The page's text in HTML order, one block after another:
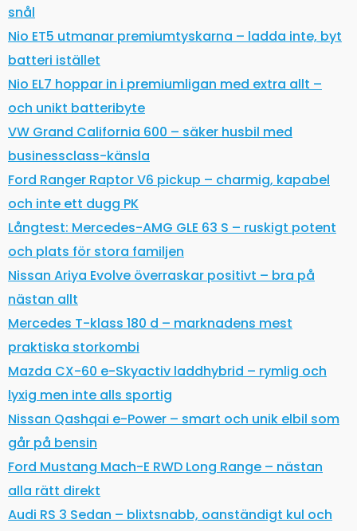
snål
Nio ET5 utmanar premiumtyskarna – ladda inte, byt
batteri istället
Nio EL7 hoppar in i premiumligan med extra allt –
och unikt batteribyte
VW Grand California 600 – säker husbil med
businessclass-känsla
Ford Ranger Raptor V6 pickup – charmig, kapabel
och inte ett dugg PK
Långtest: Mercedes-AMG GLE 63 S – ruskigt potent
och plats för stora familjen
Nissan Ariya Evolve överraskar positivt – bra på
nästan allt
Mercedes T-klass 180 d – marknadens mest
praktiska storkombi
Mazda CX-60 e-Skyactiv laddhybrid – rymlig och
lyxig men inte alls sportig
Nissan Qashqai e-Power – smart och unik elbil som
går på bensin
Ford Mustang Mach-E RWD Long Range – nästan
alla rätt direkt
Audi RS 3 Sedan – blixtsnabb, oanständigt kul och